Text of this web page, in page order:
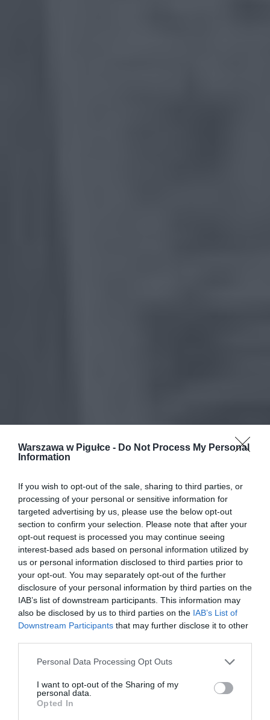
Warszawa w Pigułce - Do Not Process My Personal
Information
If you wish to opt-out of the sale, sharing to third parties, or
processing of your personal or sensitive information for
targeted advertising by us, please use the below opt-out
section to confirm your selection. Please note that after your
opt-out request is processed you may continue seeing
interest-based ads based on personal information utilized by
us or personal information disclosed to third parties prior to
your opt-out. You may separately opt-out of the further
disclosure of your personal information by third parties on the
IAB’s list of downstream participants. This information may
also be disclosed by us to third parties on the IAB’s List of
Downstream Participants that may further disclose it to other
Personal Data Processing Opt Outs
I want to opt-out of the Sharing of my
personal data.
Opted In